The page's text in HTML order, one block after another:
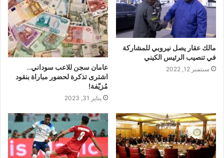
مالك عقار يصل نيروبي للمشاركة
في تنصيب الرئيس الكيني
سبتمبر 12, 2022
عامان سجن للاعب سوداني..
اشترى تذكرة لحضور مباراة بنقود
مُزيّفة!
يناير 31, 2023